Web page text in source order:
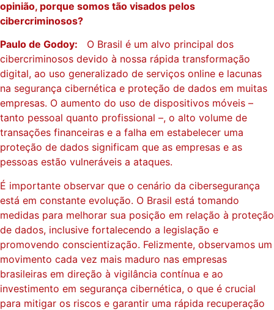
opinião, porque somos tão visados pelos
cibercriminosos?
Paulo de Godoy: O Brasil é um alvo principal dos
cibercriminosos devido à nossa rápida transformação
digital, ao uso generalizado de serviços online e lacunas
na segurança cibernética e proteção de dados em muitas
empresas. O aumento do uso de dispositivos móveis –
tanto pessoal quanto profissional –, o alto volume de
transações financeiras e a falha em estabelecer uma
proteção de dados significam que as empresas e as
pessoas estão vulneráveis ​​a ataques.
É importante observar que o cenário da cibersegurança
está em constante evolução. O Brasil está tomando
medidas para melhorar sua posição em relação à proteção
de dados, inclusive fortalecendo a legislação e
promovendo conscientização. Felizmente, observamos um
movimento cada vez mais maduro nas empresas
brasileiras em direção à vigilância contínua e ao
investimento em segurança cibernética, o que é crucial
para mitigar os riscos e garantir uma rápida recuperação